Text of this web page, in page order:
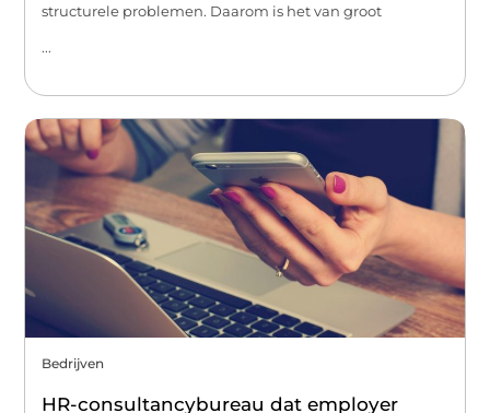
structurele problemen. Daarom is het van groot
...
Bedrijven
HR-consultancybureau dat employer